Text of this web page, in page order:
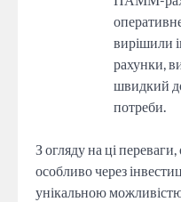
вирішили
рахунки,
швидкий
потреби.
З огляду на ці
особливо через
унікальною